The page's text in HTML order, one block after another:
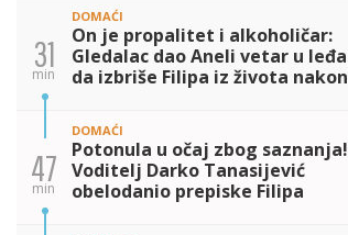
31
min
DOMAĆI
On je propalitet i alkoholičar:
Gledalac dao Aneli vetar u leđa
da izbriše Filipa iz života nakon
Jovanom Cvijanović! (VIDE
47
min
DOMAĆI
Potonula u očaj zbog saznanja!
Voditelj Darko Tanasijević
obelodanio prepiske Filipa